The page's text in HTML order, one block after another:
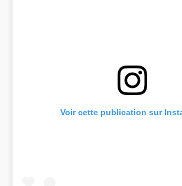
Voir cette publication sur